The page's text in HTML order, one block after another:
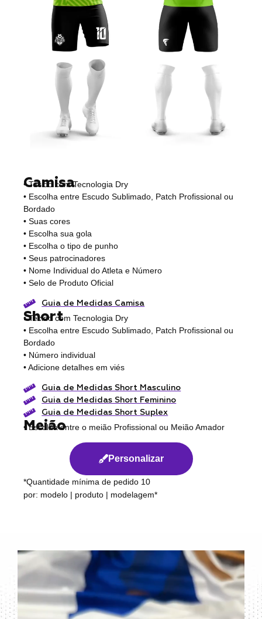
Camisa
• Tecido com Tecnologia Dry
• Escolha entre Escudo Sublimado, Patch Profissional ou
Bordado
• Suas cores
• Escolha sua gola
• Escolha o tipo de punho
• Seus patrocinadores
• Nome Individual do Atleta e Número
• Selo de Produto Oficial
Guia de Medidas Camisa
Short
• Tecido com Tecnologia Dry
• Escolha entre Escudo Sublimado, Patch Profissional ou
Bordado
• Número individual
• Adicione detalhes em viés
Guia de Medidas Short Masculino
Guia de Medidas Short Feminino
Guia de Medidas Short Suplex
Meião
• Escolha entre o meião Profissional ou Meião Amador
Personalizar
*Quantidade mínima de pedido 10
por: modelo | produto | modelagem*